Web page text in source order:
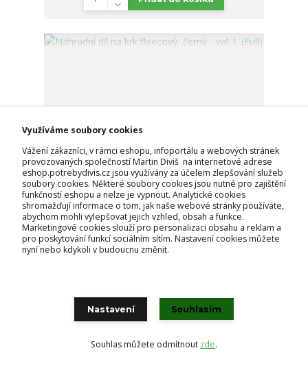
Náhradní díl na krk fleecový, černý - vel. L (Full)
Využíváme soubory cookies
Vážení zákazníci, v rámci eshopu, infoportálu a webových stránek
provozovaných společností Martin Diviš na internetové adrese
eshop.potrebydivis.cz jsou využívány za účelem zlepšování služeb
soubory cookies. Některé soubory cookies jsou nutné pro zajištění
funkčností eshopu a nelze je vypnout. Analytické cookies
shromažďují informace o tom, jak naše webové stránky používáte,
abychom mohli vylepšovat jejich vzhled, obsah a funkce.
Marketingové cookies slouží pro personalizaci obsahu a reklam a
pro poskytování funkcí sociálním sítím. Nastavení cookies můžete
nyní nebo kdykoli v budoucnu změnit.
Nastavení Souhlasím
Souhlas můžete odmítnout zde.